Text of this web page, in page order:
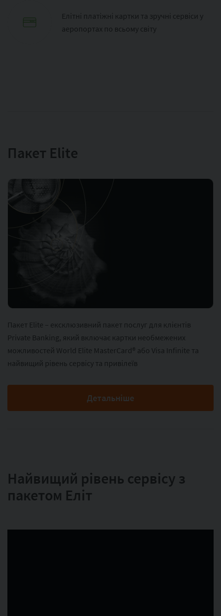
Елітні платіжні картки та зручні сервіси у
аеропортах по всьому світу
Пакет Elite
Пакет Elite – ексклюзивний пакет послуг для клієнтів
Private Banking, який включає картки необмежених
можливостей World Elite MasterCard® або Visa Infinite та
найвищий рівень сервісу та привілеїв
Детальніше
Найвищий рівень сервісу з
пакетом Еліт